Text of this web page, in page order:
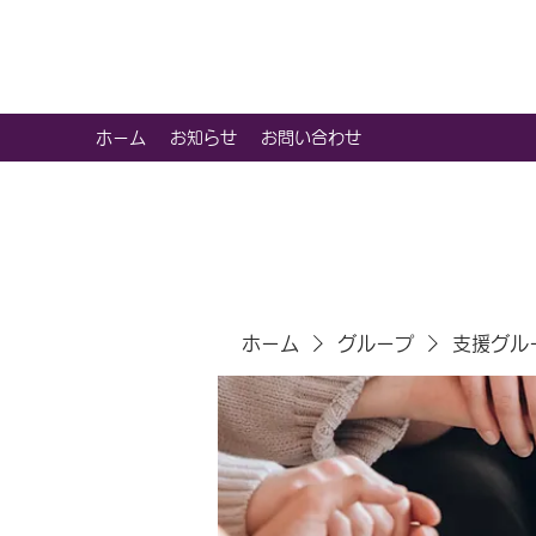
ホーム お知らせ お問い合わせ
ホーム グループ 支援グル